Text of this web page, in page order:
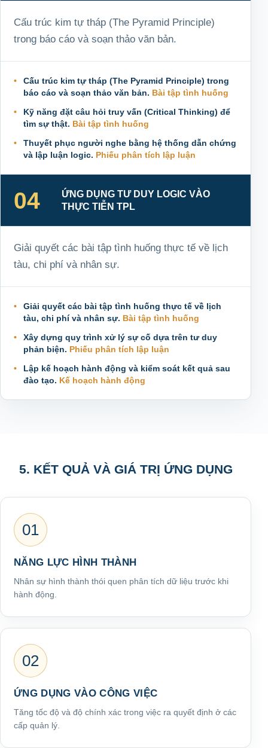
Cấu trúc kim tự tháp (The Pyramid Principle)
trong báo cáo và soạn thảo văn bản.
Cấu trúc kim tự tháp (The Pyramid Principle) trong
báo cáo và soạn thảo văn bản. Bài tập tình huống
Kỹ năng đặt câu hỏi truy vấn (Critical Thinking) để
tìm sự thật. Bài tập tình huống
Thuyết phục người nghe bằng hệ thống dẫn chứng
và lập luận logic. Phiếu phân tích lập luận
04
ỨNG DỤNG TƯ DUY LOGIC VÀO
THỰC TIỄN TPL
Giải quyết các bài tập tình huống thực tế về lịch
tàu, chi phí và nhân sự.
Giải quyết các bài tập tình huống thực tế về lịch
tàu, chi phí và nhân sự. Bài tập tình huống
Xây dựng quy trình xử lý sự cố dựa trên tư duy
phản biện. Phiếu phân tích lập luận
Lập kế hoạch hành động và kiểm soát kết quả sau
đào tạo. Kế hoạch hành động
5. KẾT QUẢ VÀ GIÁ TRỊ ỨNG DỤNG
01
NĂNG LỰC HÌNH THÀNH
Nhân sự hình thành thói quen phân tích dữ liệu trước khi
hành động.
02
ỨNG DỤNG VÀO CÔNG VIỆC
Tăng tốc độ và độ chính xác trong việc ra quyết định ở các
cấp quản lý.